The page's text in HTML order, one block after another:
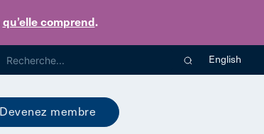
qu’elle comprend.
English
Devenez membre